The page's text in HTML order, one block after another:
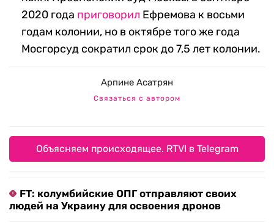
2020 года приговорил Ефремова к восьми
годам колонии, но в октябре того же года
Мосгорсуд сократил срок до 7,5 лет колонии.
Арпине Асатрян
Связаться с автором
Объясняем происходящее. RTVI в Telegram
FT: колумбийские ОПГ отправляют своих
людей на Украину для освоения дронов